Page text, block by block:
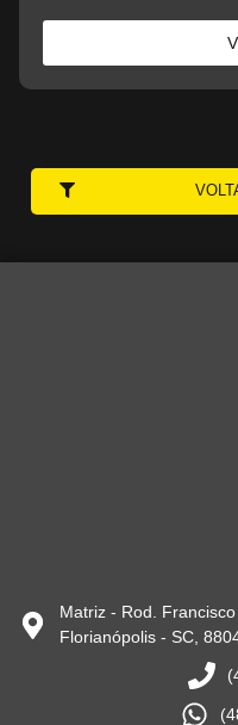
Matriz - Rod.
Florianópolis - SC,